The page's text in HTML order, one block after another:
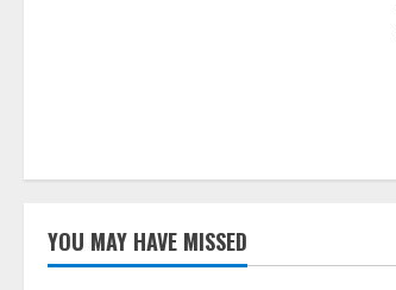
YOU MAY HAVE MISSED